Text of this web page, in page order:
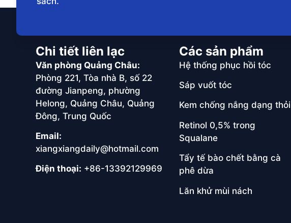
Chi tiết liên lạc
Văn phòng Quảng Châu:
Phòng 221, Tòa nhà B, số 22
đường Jianpeng, phường
Helong, Quảng Châu, Quảng
Đông, Trung Quốc
Email:
xiangxiangdaily@hotmail.com
Điện thoại: +86-13392129969
Các sản phẩm
Hệ thống phục hồi tóc
Sáp vuốt tóc
Kem chống nắng dạng thỏi
Retinol 0,5% trong
Squalane
Tẩy tế bào chết bằng cà
phê dừa
Lăn khử mùi nách